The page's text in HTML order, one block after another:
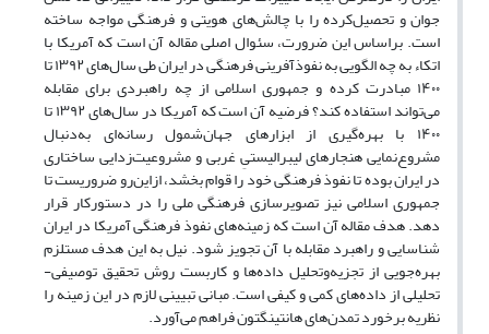
جوان و تحصیل‌کرده را با چالش‌های هویتی و فرهنگی مواجه ساخته
است. براساس این ضرورت، سئوال اصلی مقاله آن است که آمریکا با
اتکاء به چه الگویی به نفوذ‌آفرینی فرهنگی در ایران طی سال‌های ۱۳۹۲ تا
۱۴۰۰ مبادرت کرده و جمهوری اسلامی از چه راهبردی برای مقابله
می‌تواند استفاده کند؟ فرضیه آن است که آمریکا در سال‌های ۱۳۹۲ تا
۱۴۰۰ با بهره‌گیری از ابزارهای جهان‌شمول رسانه‌ای به‌دنبال
مشروع‌نمایی هنجارهای لیبرالیستیِ غربی و مشروعیت‌زدایی ساختاری
در ایران بوده تا نفوذ فرهنگی خود را قوام بخشد، ازاین‌رو ضروریست تا
جمهوری اسلامی نیز تصویرسازی فرهنگی ملی را در دستورکار قرار
دهد. هدف مقاله آن است که زمینه‌های نفوذ فرهنگی آمریکا در ایران
شناسایی و راهبرد مقابله با آن تجویز شود. نیل به این هدف مستلزم
بهره‌جویی از تجزیه‌و‌تحلیل داده‌ها و کاربست روش تحقیق توصیفی-
تحلیلی از داده‌های کمی و کیفی است. مبانی تبیینی لازم در این زمینه را
نظریه برخورد تمدن‌های هانتینگتون فراهم می‌آورد.